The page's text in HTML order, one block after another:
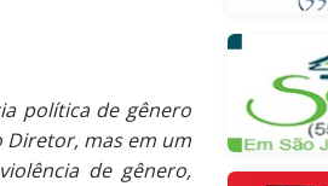
política de gênero
Diretor, mas em um
de gênero,